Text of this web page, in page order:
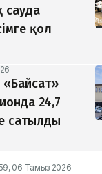
сауда
қол
24,7
сатылды
06 Тамыз 2026